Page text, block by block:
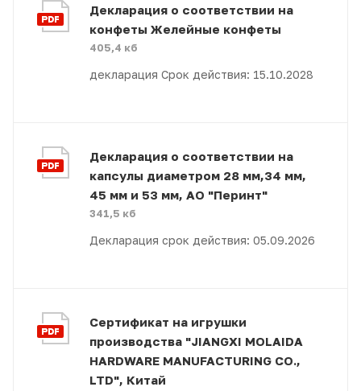
Декларация о соответствии на
конфеты Желейные конфеты
405,4 кб
декларация Срок действия: 15.10.2028
Декларация о соответствии на
капсулы диаметром 28 мм,34 мм,
45 мм и 53 мм, АО "Перинт"
341,5 кб
Декларация срок действия: 05.09.2026
Сертификат на игрушки
производства "JIANGXI MOLAIDA
HARDWARE MANUFACTURING CO.,
LTD", Китай